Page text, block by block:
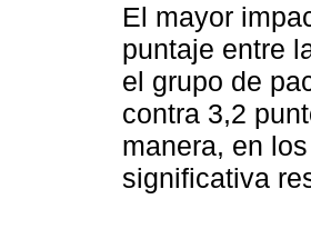
El mayor
puntaje entre
el grupo de
contra 3,2
manera, en
significativa